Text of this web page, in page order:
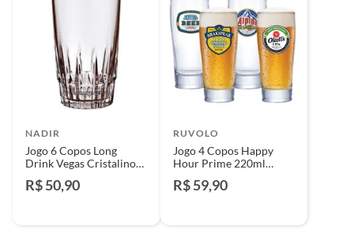
NADIR
Jogo 6 Copos Long
Drink Vegas Cristalino
R$ 50,90
RUVOLO
Jogo 4 Copos Happy
Hour Prime 220ml
R$ 59,90